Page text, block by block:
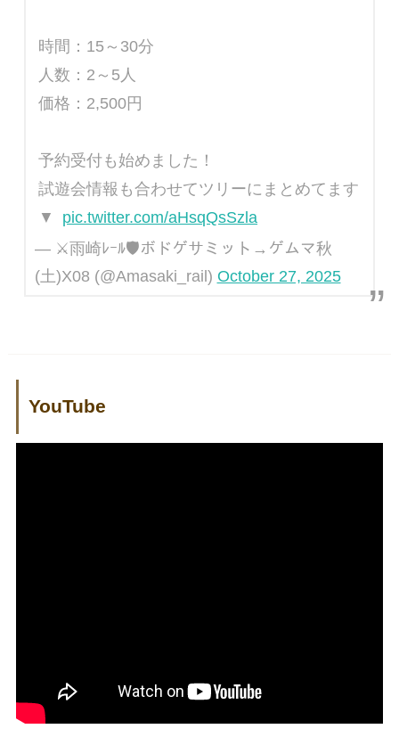
時間：15～30分
人数：2～5人
価格：2,500円
予約受付も始めました！
試遊会情報も合わせてツリーにまとめてます
▼
pic.twitter.com/aHsqQsSzla
— ⚔️雨崎ﾚｰﾙ🛡ボドゲサミット→ゲムマ秋
(土)X08 (@Amasaki_rail) October 27, 2025
YouTube